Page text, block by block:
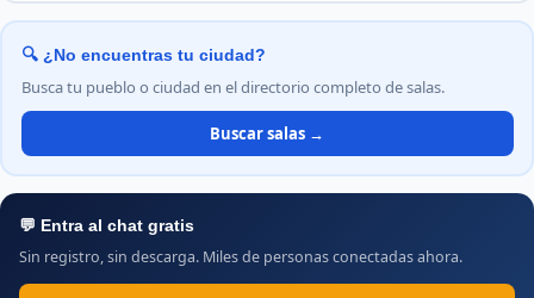
🔍 ¿No encuentras tu ciudad?
Busca tu pueblo o ciudad en el directorio completo de salas.
Buscar salas →
💬 Entra al chat gratis
Sin registro, sin descarga. Miles de personas conectadas ahora.